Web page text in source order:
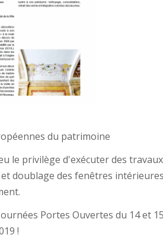
du patrimoine
le privilège d'exécuter des
doublage des fenêtres intérieures
Portes Ouvertes du 14 et 15
!